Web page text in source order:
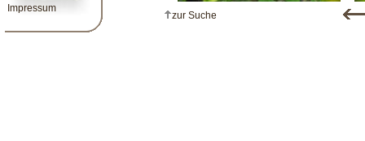
Impressum
zur Suche